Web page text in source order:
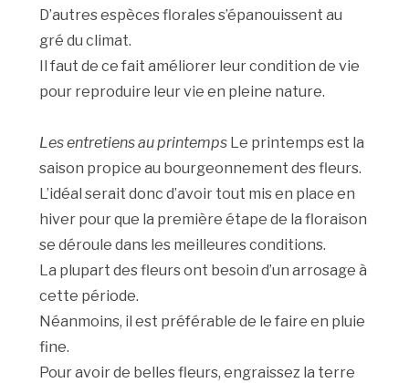
D’autres espèces florales s’épanouissent au
gré du climat.
Il faut de ce fait améliorer leur condition de vie
pour reproduire leur vie en pleine nature.
Les entretiens au printemps Le printemps est la
saison propice au bourgeonnement des fleurs.
L’idéal serait donc d’avoir tout mis en place en
hiver pour que la première étape de la floraison
se déroule dans les meilleures conditions.
La plupart des fleurs ont besoin d’un arrosage à
cette période.
Néanmoins, il est préférable de le faire en pluie
fine.
Pour avoir de belles fleurs, engraissez la terre